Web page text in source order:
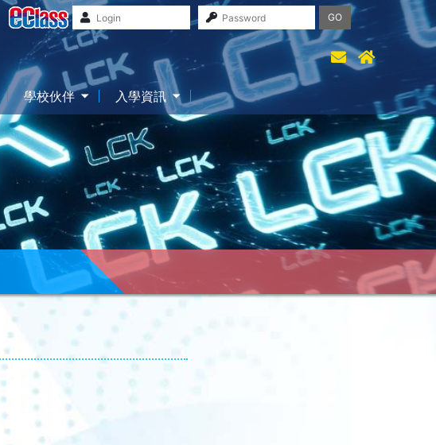
GO
學校伙伴 入學資訊